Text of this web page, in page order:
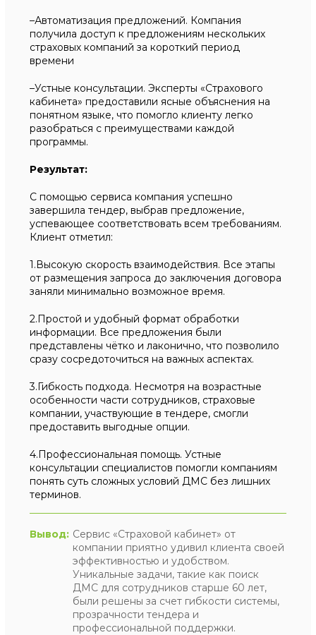
–Автоматизация предложений. Компания
получила доступ к предложениям нескольких
страховых компаний за короткий период
времени
–Устные консультации. Эксперты «Страхового
кабинета» предоставили ясные объяснения на
понятном языке, что помогло клиенту легко
разобраться с преимуществами каждой
программы.
Результат:
С помощью сервиса компания успешно
завершила тендер, выбрав предложение,
успевающее соответствовать всем требованиям.
Клиент отметил:
1.Высокую скорость взаимодействия. Все этапы
от размещения запроса до заключения договора
заняли минимально возможное время.
2.Простой и удобный формат обработки
информации. Все предложения были
представлены чётко и лаконично, что позволило
сразу сосредоточиться на важных аспектах.
3.Гибкость подхода. Несмотря на возрастные
особенности части сотрудников, страховые
компании, участвующие в тендере, смогли
предоставить выгодные опции.
4.Профессиональная помощь. Устные
консультации специалистов помогли компаниям
понять суть сложных условий ДМС без лишних
терминов.
Вывод: Сервис «Страховой кабинет» от
компании приятно удивил клиента своей
эффективностью и удобством.
Уникальные задачи, такие как поиск
ДМС для сотрудников старше 60 лет,
были решены за счет гибкости системы,
прозрачности тендера и
профессиональной поддержки.